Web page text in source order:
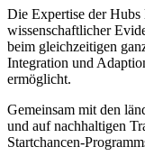
Die Expertise der Hubs
wissenschaftlicher
beim gleichzeitigen
Integration und
ermöglicht.
Gemeinsam mit den
und auf nachhaltigen
Startchancen-